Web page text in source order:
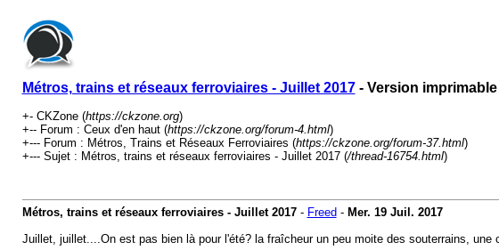
Métros, trains et réseaux ferroviaires - Juillet 2017- Version imprimable
+- CKZone (https://ckzone.org)
+-- Forum : Ceux d'en haut (https://ckzone.org/forum-4.html)
+--- Forum : Métros, Trains et Réseaux Ferroviaires (https://ckzone.org/forum-37.html)
+--- Sujet : Métros, trains et réseaux ferroviaires - Juillet 2017 (/thread-16754.html)
Métros, trains et réseaux ferroviaires - Juillet 2017- Freed - Mer. 19 Juil. 2017
Juillet, juillet....On est pas bien là pour l'été? la fraîcheur un peu moite des souterrains,